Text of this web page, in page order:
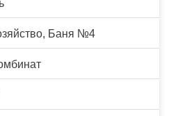
Баня №4